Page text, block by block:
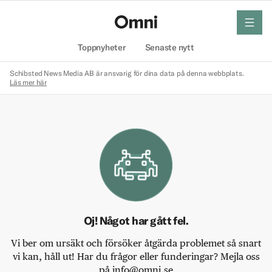
Toppnyheter Senaste nytt
meny
Schibsted News Media AB är ansvarig för dina data på denna webbplats.
Läs mer här
Oj! Något har gått fel.
Vi ber om ursäkt och försöker åtgärda problemet så snart
vi kan, håll ut! Har du frågor eller funderingar? Mejla oss